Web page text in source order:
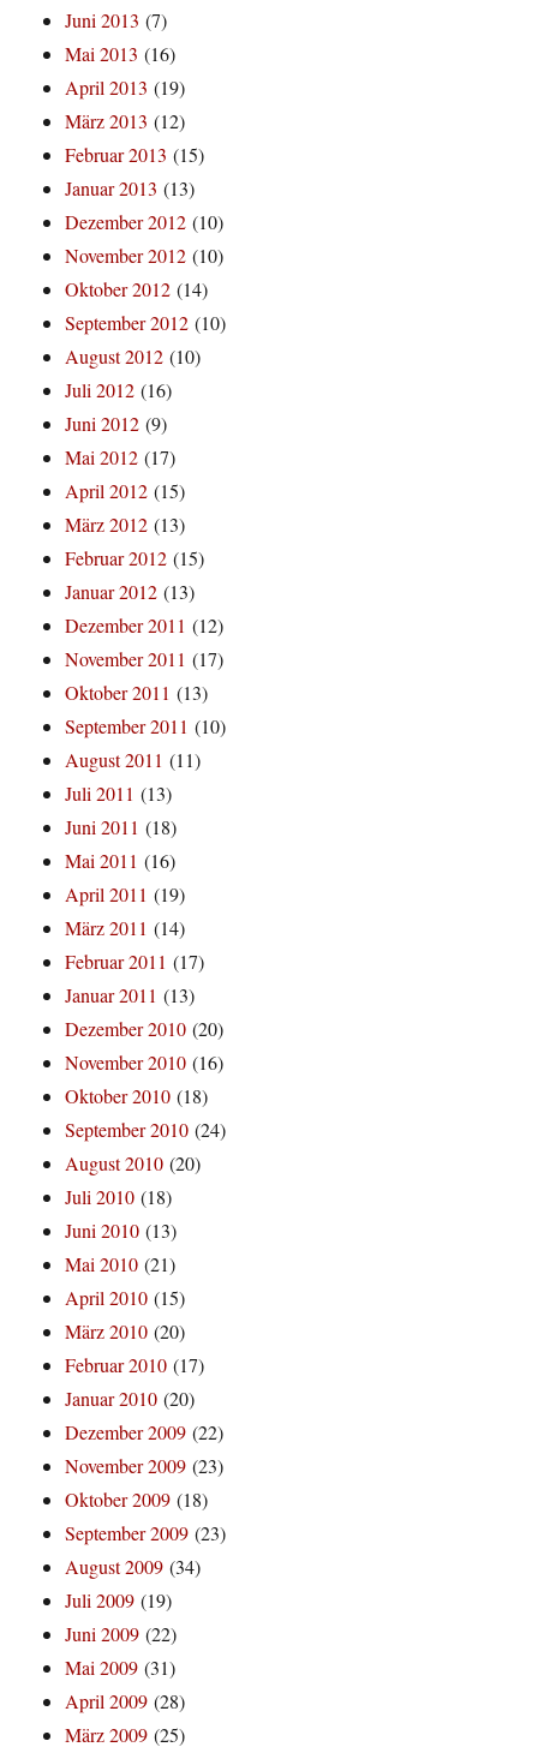
Juni 2013 (7)
Mai 2013 (16)
April 2013 (19)
März 2013 (12)
Februar 2013 (15)
Januar 2013 (13)
Dezember 2012 (10)
November 2012 (10)
Oktober 2012 (14)
September 2012 (10)
August 2012 (10)
Juli 2012 (16)
Juni 2012 (9)
Mai 2012 (17)
April 2012 (15)
März 2012 (13)
Februar 2012 (15)
Januar 2012 (13)
Dezember 2011 (12)
November 2011 (17)
Oktober 2011 (13)
September 2011 (10)
August 2011 (11)
Juli 2011 (13)
Juni 2011 (18)
Mai 2011 (16)
April 2011 (19)
März 2011 (14)
Februar 2011 (17)
Januar 2011 (13)
Dezember 2010 (20)
November 2010 (16)
Oktober 2010 (18)
September 2010 (24)
August 2010 (20)
Juli 2010 (18)
Juni 2010 (13)
Mai 2010 (21)
April 2010 (15)
März 2010 (20)
Februar 2010 (17)
Januar 2010 (20)
Dezember 2009 (22)
November 2009 (23)
Oktober 2009 (18)
September 2009 (23)
August 2009 (34)
Juli 2009 (19)
Juni 2009 (22)
Mai 2009 (31)
April 2009 (28)
März 2009 (25)